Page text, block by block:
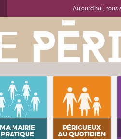
Aujourd'hui, nous
MA MAIRIE
PRATIQUE
PÉRIGUEUX
AU QUOTIDIEN